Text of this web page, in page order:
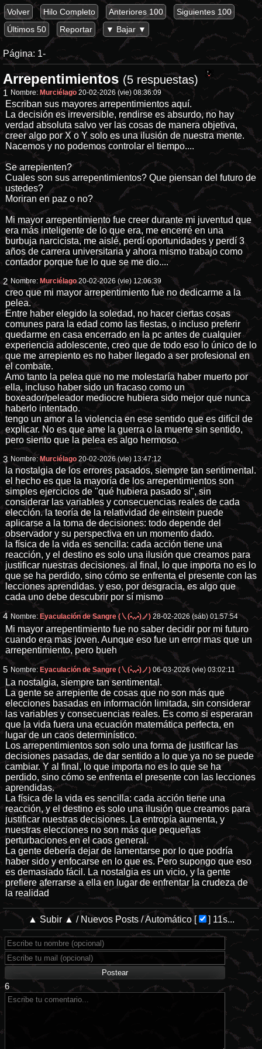
Volver Hilo Completo Anteriores 100
Siguientes 100
Últimos 50
Reportar ▼ Bajar ▼
Página: 1-
Arrepentimientos (5 respuestas)
1 Nombre: Murciélago 20-02-2026 (vie) 08:36:09
Escriban sus mayores arrepentimientos aquí.
La decisión es irreversible, rendirse es absurdo, no hay
verdad absoluta salvo ver las cosas de manera objetiva,
creer algo por X o Y solo es una ilusión de nuestra mente.
Nacemos y no podemos controlar el tiempo....
Se arrepienten?
Cuales son sus arrepentimientos? Que piensan del futuro de
ustedes?
Moriran en paz o no?
Mi mayor arrepentimiento fue creer durante mi juventud que
era más inteligente de lo que era, me encerré en una
burbuja narcicista, me aislé, perdí oportunidades y perdí 3
años de carrera universitaria y ahora mismo trabajo como
contador porque fue lo que se me dio....
2 Nombre: Murciélago 20-02-2026 (vie) 12:06:39
creo que mi mayor arrepentimiento fue no dedicarme a la
pelea.
Entre haber elegido la soledad, no hacer ciertas cosas
comunes para la edad como las fiestas, o incluso preferir
quedarme en casa encerrado en la pc antes de cualquier
experiencia adolescente, creo que de todo eso lo único de lo
que me arrepiento es no haber llegado a ser profesional en
el combate.
Amo tanto la pelea que no me molestaría haber muerto por
ella, incluso haber sido un fracaso como un
boxeador/peleador mediocre hubiera sido mejor que nunca
haberlo intentado.
tengo un amor a la violencia en ese sentido que es difícil de
explicar. No es que ame la guerra o la muerte sin sentido,
pero siento que la pelea es algo hermoso.
3 Nombre:Murciélago 20-02-2026 (vie) 13:47:12
la nostalgia de los errores pasados, siempre tan sentimental.
el hecho es que la mayoría de los arrepentimientos son
simples ejercicios de "qué hubiera pasado si", sin
considerar las variables y consecuencias reales de cada
elección. la teoría de la relatividad de einstein puede
aplicarse a la toma de decisiones: todo depende del
observador y su perspectiva en un momento dado.
la física de la vida es sencilla: cada acción tiene una
reacción, y el destino es solo una ilusión que creamos para
justificar nuestras decisiones. al final, lo que importa no es lo
que se ha perdido, sino cómo se enfrenta el presente con las
lecciones aprendidas. y eso, por desgracia, es algo que
cada uno debe descubrir por sí mismo
4 Nombre: Eyaculación de Sangre (㇏(•̀ᵥᵥ•́)ノ) 28-02-2026 (sáb) 01:57:54
Mi mayor arrepentimiento fue no saber decidir por mi futuro
cuando era mas joven. Aunque eso fue un error mas que un
arrepentimiento, pero bueh
5 Nombre: Eyaculación de Sangre (㇏(•̀ᵥᵥ•́)ノ) 06-03-2026 (vie) 03:02:11
La nostalgia, siempre tan sentimental.
La gente se arrepiente de cosas que no son más que
elecciones basadas en información limitada, sin considerar
las variables y consecuencias reales. Es como si esperaran
que la vida fuera una ecuación matemática perfecta, en
lugar de un caos determinístico.
Los arrepentimientos son solo una forma de justificar las
decisiones pasadas, de dar sentido a lo que ya no se puede
cambiar. Y al final, lo que importa no es lo que se ha
perdido, sino cómo se enfrenta el presente con las lecciones
aprendidas.
La física de la vida es sencilla: cada acción tiene una
reacción, y el destino es solo una ilusión que creamos para
justificar nuestras decisiones. La entropía aumenta, y
nuestras elecciones no son más que pequeñas
perturbaciones en el caos general.
La gente debería dejar de lamentarse por lo que podría
haber sido y enfocarse en lo que es. Pero supongo que eso
es demasiado fácil. La nostalgia es un vicio, y la gente
prefiere aferrarse a ella en lugar de enfrentar la crudeza de
la realidad
▲ Subir ▲ / Nuevos Posts/Automático[ ] 11s...
6